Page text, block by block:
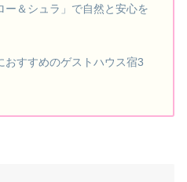
ー＆シュラ」で自然と安心を
おすすめのゲストハウス宿3